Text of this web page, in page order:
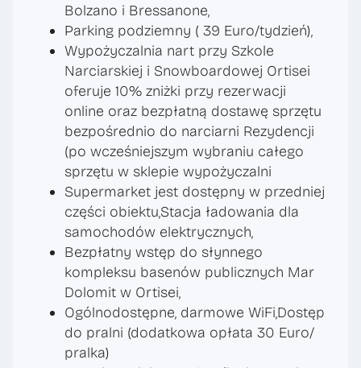
Bolzano i Bressanone,
Parking podziemny ( 39 Euro/tydzień),
Wypożyczalnia nart przy Szkole
Narciarskiej i Snowboardowej Ortisei
oferuje 10% zniżki przy rezerwacji
online oraz bezpłatną dostawę sprzętu
bezpośrednio do narciarni Rezydencji
(po wcześniejszym wybraniu całego
sprzętu w sklepie wypożyczalni
Supermarket jest dostępny w przedniej
części obiektu,Stacja ładowania dla
samochodów elektrycznych,
Bezpłatny wstęp do słynnego
kompleksu basenów publicznych Mar
Dolomit w Ortisei,
Ogólnodostępne, darmowe WiFi,Dostęp
do pralni (dodatkowa opłata 30 Euro/
pralka)